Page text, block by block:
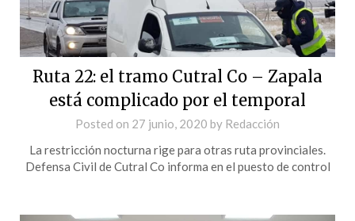
Ruta 22: el tramo Cutral Co – Zapala
está complicado por el temporal
Posted on 27 junio, 2020 by Redacción
La restricción nocturna rige para otras ruta provinciales.
Defensa Civil de Cutral Co informa en el puesto de control